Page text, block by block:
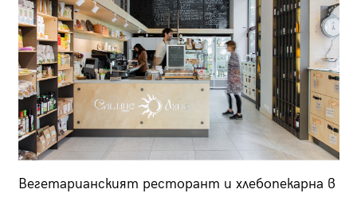
Вегетарианският ресторант и хлебопекарна в